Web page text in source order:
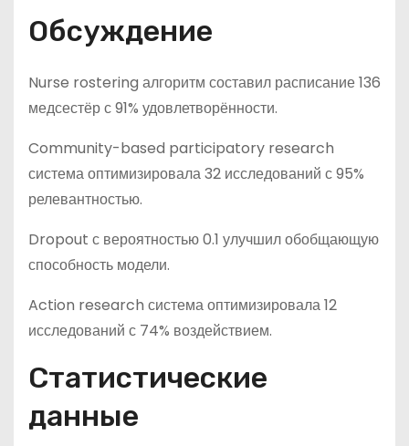
Обсуждение
Nurse rostering алгоритм составил расписание 136
медсестёр с 91% удовлетворённости.
Community-based participatory research
система оптимизировала 32 исследований с 95%
релевантностью.
Dropout с вероятностью 0.1 улучшил обобщающую
способность модели.
Action research система оптимизировала 12
исследований с 74% воздействием.
Статистические
данные